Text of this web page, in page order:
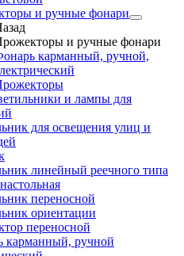
и ручные фонари
и ручные фонари
карманный, ручной,
и лампы для
для освещения улиц и
линейный реечного типа
переносной
ориентации
переносной
карманный, ручной